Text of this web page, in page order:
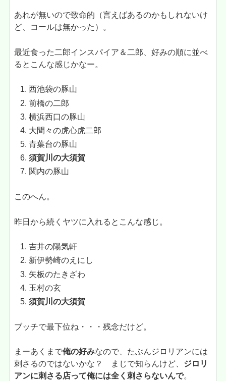
あれが無いので致命的（言えばあるのかもしれないけ
ど、コールは無かった）。
最近食った二郎インスパイア＆二郎、好みの順に並べ
るとこんな感じかなー。
西池袋の豚山
前橋の二郎
横浜西口の豚山
大間々の虎心虎二郎
青葉台の豚山
須賀川の大須賀
関内の豚山
このへん。
昨日から続くヤツに入れるとこんな感じ。
吉井の陽気軒
新伊勢崎のえにし
矢板のたきざわ
玉村の玄
須賀川の大須賀
ブッチで最下位ね・・・残念だけど。
まーあくまで俺の好みなので、たぶんジロリアンには
刺さるのではないかな？ まじで知らんけど、 ジロリ
アンに刺さる店って俺には全く刺さらないんで。